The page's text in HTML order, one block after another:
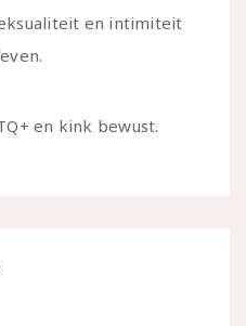
en intimiteit
en kink bewust.